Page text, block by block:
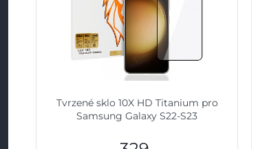
Tvrzené sklo 10X HD Titanium pro
Samsung Galaxy S22-S23